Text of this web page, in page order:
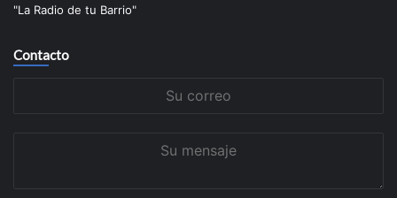
"La Radio de tu Barrio"
Contacto